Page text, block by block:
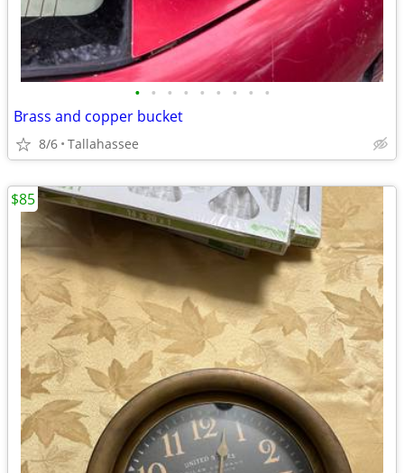
• • • • • • • • •
Brass and copper bucket
8/6 Tallahassee
$85